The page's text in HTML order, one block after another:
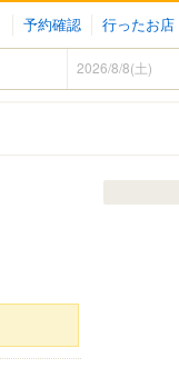
予約確認 行ったお店